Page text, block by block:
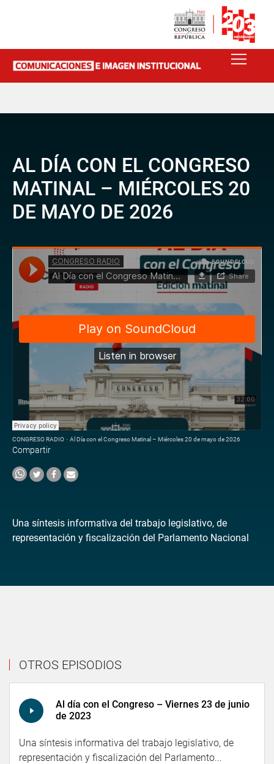
AL DÍA CON EL CONGRESO
MATINAL – MIÉRCOLES 20
DE MAYO DE 2026
CONGRESO RADIO · Al Día con el Congreso Matinal – Miércoles 20 de mayo de 2026
Compartir
Una síntesis informativa del trabajo legislativo, de
representación y fiscalización del Parlamento Nacional
OTROS EPISODIOS
Al día con el Congreso – Viernes 23 de junio
de 2023
Una síntesis informativa del trabajo legislativo, de
representación y fiscalización del Parlamento...